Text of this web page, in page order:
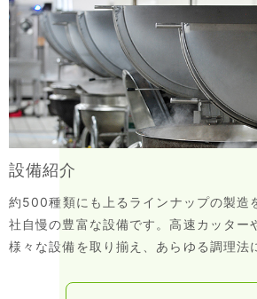
設備紹介
約500種類にも上るラインナップの製造
社自慢の豊富な設備です。高速カッター
様々な設備を取り揃え、あらゆる調理法